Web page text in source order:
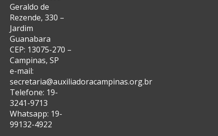
Geraldo de
Rezende, 330 –
Jardim
Guanabara
CEP: 13075-270 –
Campinas, SP
e-mail:
secretaria@auxiliadoracampinas.org.br
Telefone: 19-
3241-9713
Whatsapp: 19-
99132-4922